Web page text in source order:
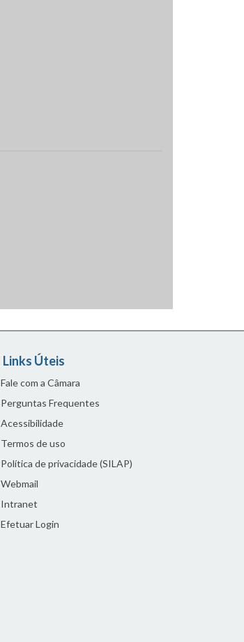
Links Úteis
Fale com a Câmara
Perguntas Frequentes
Acessibilidade
Termos de uso
Política de privacidade (SILAP)
Webmail
Intranet
Efetuar Login